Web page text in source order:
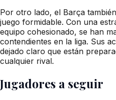
Por otro lado, el Barça
juego formidable. Con una
equipo cohesionado, se han
contendientes en la liga. Sus
dejado claro que están
cualquier rival.
Jugadores a seguir